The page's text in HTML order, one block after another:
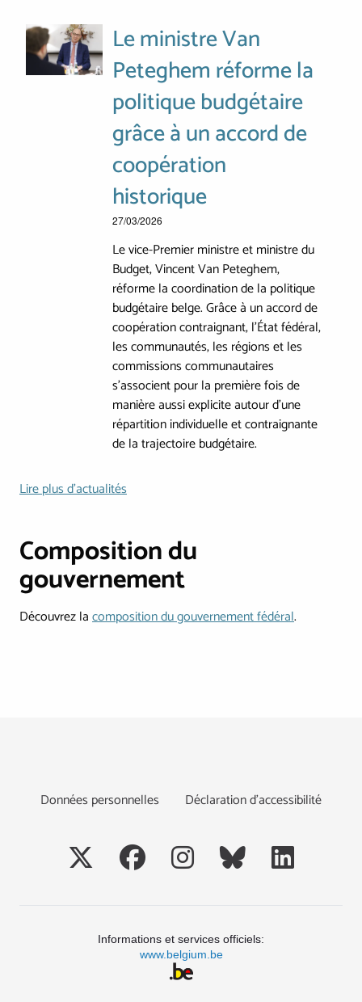
Le ministre Van
Peteghem réforme la
politique budgétaire
grâce à un accord de
coopération
historique
27/03/2026
Le vice-Premier ministre et ministre du
Budget, Vincent Van Peteghem,
réforme la coordination de la politique
budgétaire belge. Grâce à un accord de
coopération contraignant, l'État fédéral,
les communautés, les régions et les
commissions communautaires
s'associent pour la première fois de
manière aussi explicite autour d'une
répartition individuelle et contraignante
de la trajectoire budgétaire.
Lire plus d'actualités
Composition du
gouvernement
Découvrez lacomposition du gouvernement fédéral.
Données personnelles Déclaration d’accessibilité
Informations et services officiels:
www.belgium.be